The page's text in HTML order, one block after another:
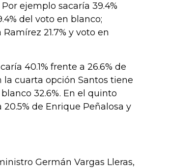
ejemplo sacaría 39.4%
del voto en blanco;
21.7% y voto en
40.1% frente a 26.6% de
la cuarta opción Santos tiene
32.6%. En el quinto
de Enrique Peñalosa y
Germán Vargas Lleras,